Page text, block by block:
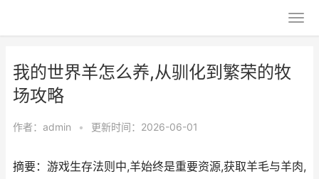
我的世界羊怎么养,从驯化到繁荣的牧
场攻略
作者： admin • 更新时间：2026-06-01
摘要：游戏生存法则中,羊始终是重要资源,获取羊毛与羊肉,